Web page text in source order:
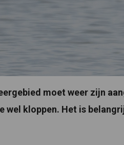
moet weer zijn
wel kloppen. Het is